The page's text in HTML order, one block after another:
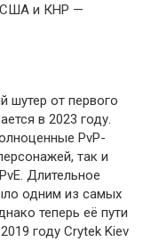
США и КНР —
шутер от первого
в 2023 году.
PvP-
так и
Длительное
одним из самых
теперь её пути
году Crytek Kiev